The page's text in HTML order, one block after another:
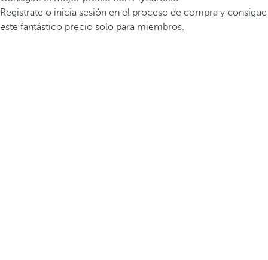
Registrate o inicia sesión en el proceso de compra y consigue
este fantástico precio solo para miembros.